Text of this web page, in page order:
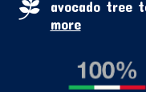
avocado tree
more